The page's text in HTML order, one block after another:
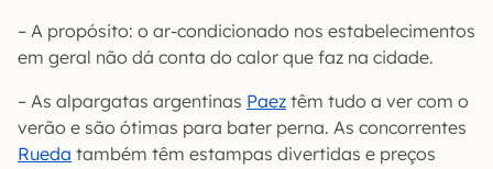
– A propósito: o ar-condicionado nos estabelecimentos
em geral não dá conta do calor que faz na cidade.
– As alpargatas argentinas Paez têm tudo a ver com o
verão e são ótimas para bater perna. As concorrentes
Rueda também têm estampas divertidas e preços